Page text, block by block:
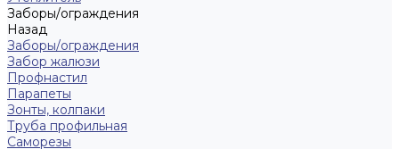
Заборы/ограждения
Назад
Заборы/ограждения
Забор жалюзи
Профнастил
Парапеты
Зонты, колпаки
Труба профильная
Саморезы